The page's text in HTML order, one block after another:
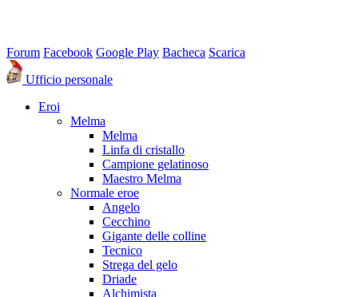
Forum Facebook Google Play Bacheca Scarica
Ufficio personale
Eroi
Melma
Melma
Linfa di cristallo
Campione gelatinoso
Maestro Melma
Normale eroe
Angelo
Cecchino
Gigante delle colline
Tecnico
Strega del gelo
Driade
Alchimista